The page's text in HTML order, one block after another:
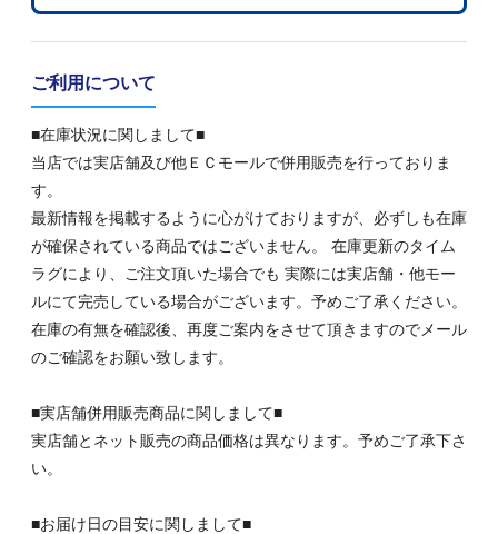
ご利用について
■在庫状況に関しまして■
当店では実店舗及び他ＥＣモールで併用販売を行っておりま
す。
最新情報を掲載するように心がけておりますが、必ずしも在庫
が確保されている商品ではございません。 在庫更新のタイム
ラグにより、ご注文頂いた場合でも 実際には実店舗・他モー
ルにて完売している場合がございます。予めご了承ください。
在庫の有無を確認後、再度ご案内をさせて頂きますのでメール
のご確認をお願い致します。
■実店舗併用販売商品に関しまして■
実店舗とネット販売の商品価格は異なります。予めご了承下さ
い。
■お届け日の目安に関しまして■